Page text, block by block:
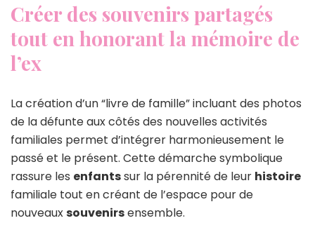
Créer des souvenirs partagés
tout en honorant la mémoire de
l’ex
La création d’un “livre de famille” incluant des photos
de la défunte aux côtés des nouvelles activités
familiales permet d’intégrer harmonieusement le
passé et le présent. Cette démarche symbolique
rassure les enfantssur la pérennité de leur histoire
familiale tout en créant de l’espace pour de
nouveauxsouvenirsensemble.